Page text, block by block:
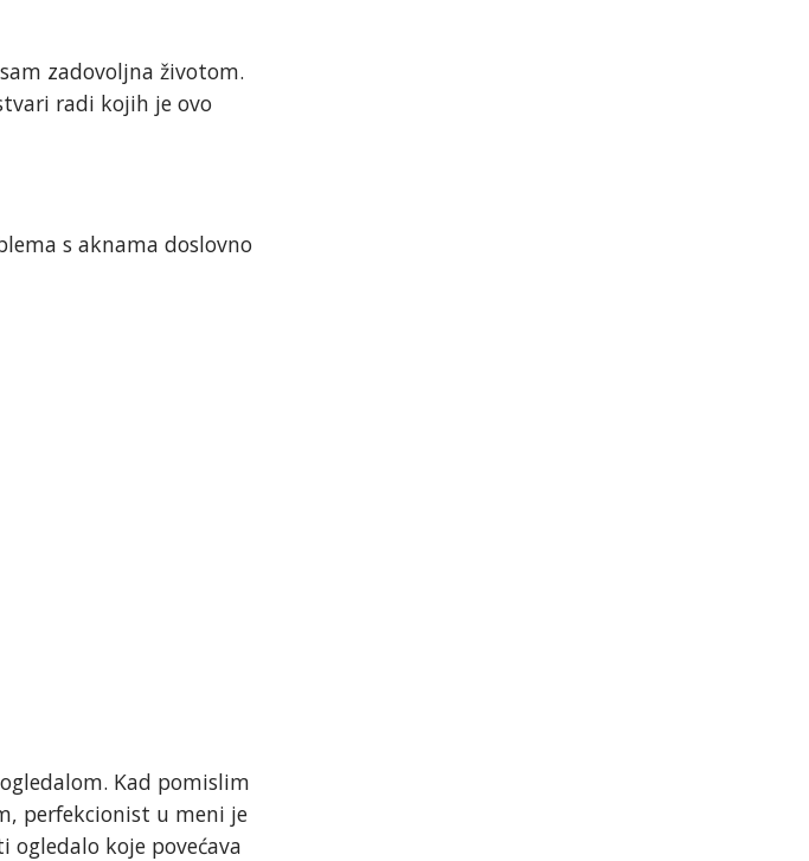
zadovoljna životom.
radi kojih je ovo
s aknama doslovno
Kad pomislim
perfekcionist u meni je
koje povećava